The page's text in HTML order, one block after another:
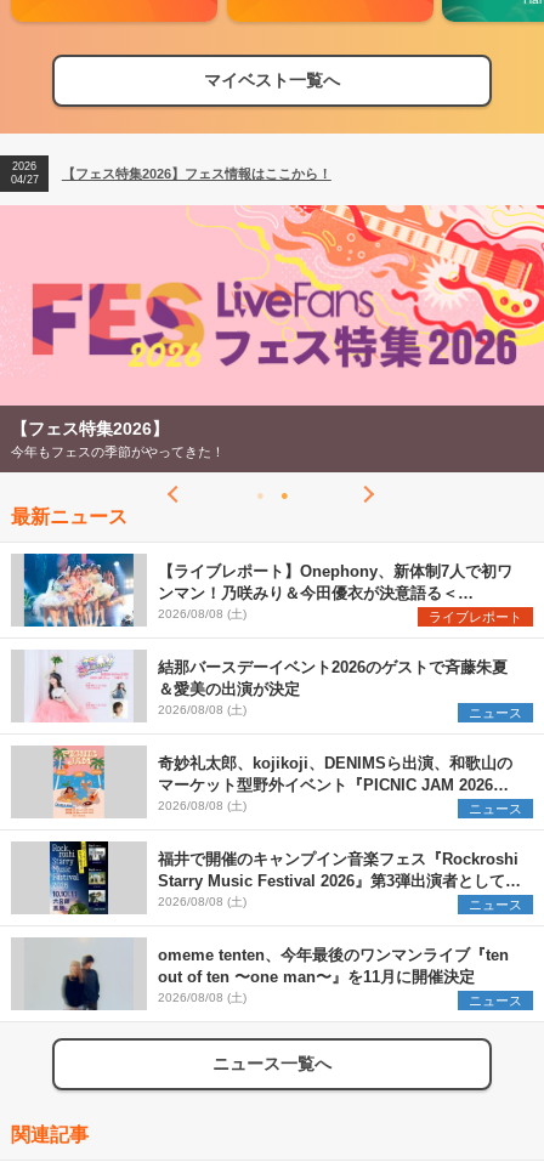
マイベスト一覧へ
【フェス特集2026】フェス情報はここから！
【ライブ動員ランキング】2026年上半期編発表！
2026
04/27
【フェス特集2026】フェス情報はここから！
2026
【ライブ動員ランキング】2026年上半期編発表！
【フェス特集2026】
今年もフェスの季節がやってきた！
最新ニュース
【ライブレポート】Onephony、新体制7人で初ワ
ンマン！乃咲みり＆今田優衣が決意語る＜
Onephony新体制1st Oneman Live はじまりの夏
＞
2026/08/08 (土) ライブレポート
結那バースデーイベント2026のゲストで斉藤朱夏
＆愛美の出演が決定
2026/08/08 (土) ニュース
奇妙礼太郎、kojikoji、DENIMSら出演、和歌山の
マーケット型野外イベント『PICNIC JAM 2026』
早割チケット発売開始
2026/08/08 (土) ニュース
福井で開催のキャンプイン音楽フェス『Rockroshi
Starry Music Festival 2026』第3弾出演者として
SCOOBIE DO、かりゆし58、Reiを発表
2026/08/08 (土) ニュース
omeme tenten、今年最後のワンマンライブ『ten
out of ten 〜one man〜』を11月に開催決定
2026/08/08 (土) ニュース
ニュース一覧へ
関連記事